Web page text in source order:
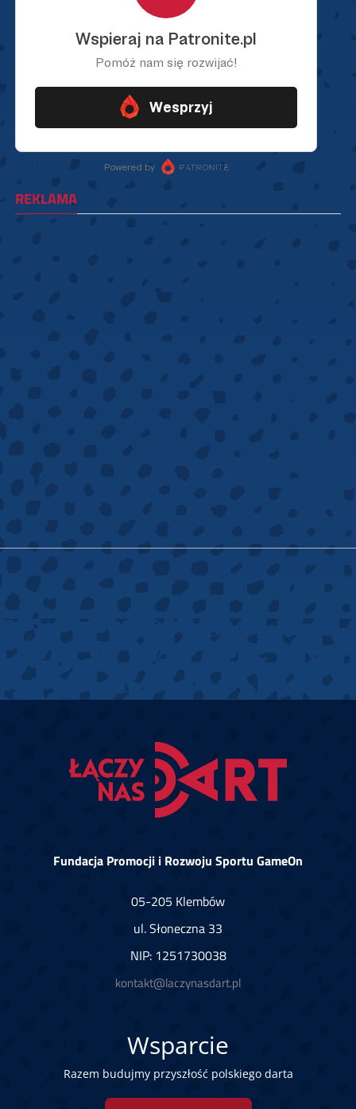
REKLAMA
Fundacja Promocji i Rozwoju Sportu GameOn
05-205 Klembów
ul. Słoneczna 33
NIP: 1251730038
kontakt@laczynasdart.pl
Wsparcie
Razem budujmy przyszłość polskiego darta